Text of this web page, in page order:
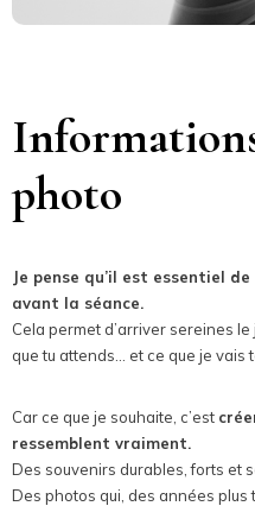
photo
Je pense qu’il est essentiel
avant la séance.
Cela permet d’arriver sereines
que tu attends… et ce que je vais
Car ce que je souhaite, c’est
ressemblent vraiment.
Des souvenirs durables, forts et
Des photos qui, des années